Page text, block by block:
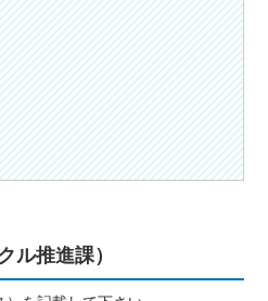
ル推進課）